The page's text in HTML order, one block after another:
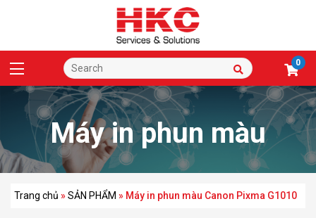
0
Máy in phun màu
Canon Pixma G1010
Trang chủ »SẢN PHẨM » Máy in phun màu Canon Pixma G1010